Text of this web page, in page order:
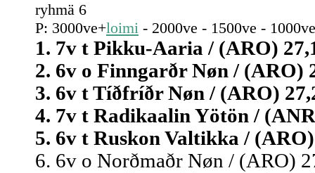
ryhmä 6
P: 3000ve+loimi - 2000ve - 1500ve -
1. 7v t Pikku-Aaria / (ARO)
2. 6v o Finngarðr Nøn / (ARO)
3. 6v t Tíðfríðr Nøn / (ARO)
4. 7v t Radikaalin Yötön /
5. 6v t Ruskon Valtikka /
6. 6v o Norðmaðr Nøn / (ARO)